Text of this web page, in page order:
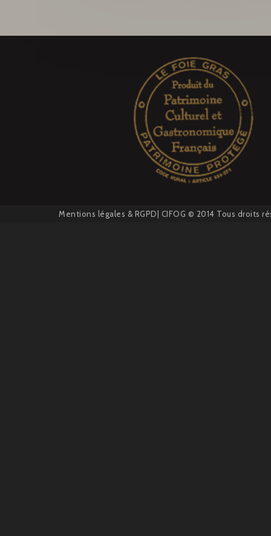
Mentions légales & RGPD | CIFOG © 2014 Tous droits